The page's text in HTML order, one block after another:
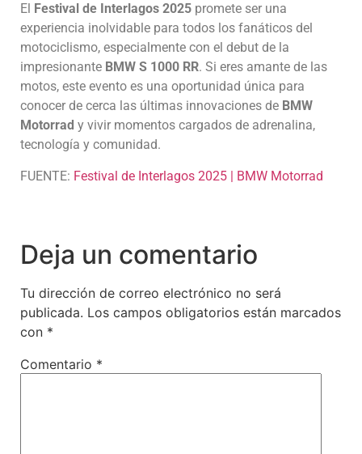
El Festival de Interlagos 2025 promete ser una
experiencia inolvidable para todos los fanáticos del
motociclismo, especialmente con el debut de la
impresionante BMW S 1000 RR. Si eres amante de las
motos, este evento es una oportunidad única para
conocer de cerca las últimas innovaciones de BMW
Motorrad y vivir momentos cargados de adrenalina,
tecnología y comunidad.
FUENTE: Festival de Interlagos 2025 | BMW Motorrad
Deja un comentario
Tu dirección de correo electrónico no será
publicada. Los campos obligatorios están marcados
con *
Comentario *